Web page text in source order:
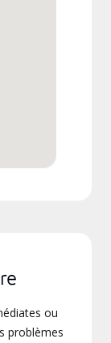
ou
problèmes